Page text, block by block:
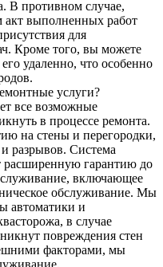
В противном случае,
выполненных работ
для
Кроме того, вы можете
удаленно, что особенно
услуги?
все возможные
в процессе ремонта.
на стены и перегородки,
разрывов. Система
расширенную гарантию до
включающее
обслуживание. Мы
автоматики и
в случае
повреждения стен
факторами, мы